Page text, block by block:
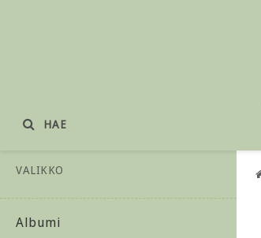
HAE
VALIKKO
Albumi